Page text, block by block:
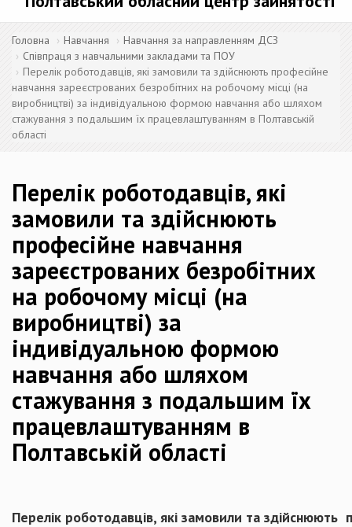
Головна Навчання
Навчання за направленням ДСЗ
Співпраця з навчальними закладами та ПОУ
Перелік роботодавців, які замовили та здійснюють професійне
навчання зареєстрованих безробітних на робочому місці (на
виробництві) за індивідуальною формою навчання або шляхом
стажування з подальшим їх працевлаштуванням в Полтавській
області
Перелік роботодавців, які
замовили та здійснюють
професійне навчання
зареєстрованих безробітних
на робочому місці (на
виробництві) за
індивідуальною формою
навчання або шляхом
стажування з подальшим їх
працевлаштуванням в
Полтавській області
Перелік роботодавців, які замовили та здійснюють